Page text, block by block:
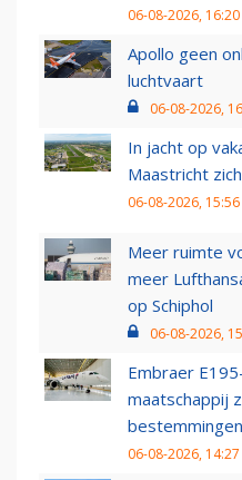
06-08-2026, 16:20
Apollo geen
luchtvaart
06-08-2026,
In jacht op
Maastricht
06-08-2026, 15:56
Meer ruimte
meer
op Schiphol
06-08-2026,
Embraer
maatschappij
bestemmingen
06-08-2026, 14:27